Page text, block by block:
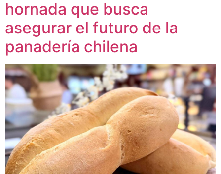
hornada que busca
asegurar el futuro de la
panadería chilena